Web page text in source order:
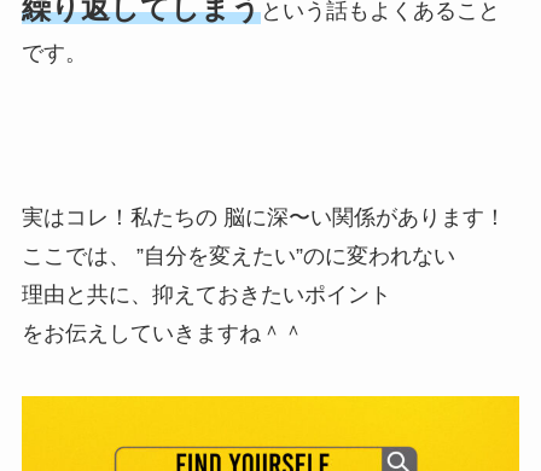
繰り返してしまうという話もよくあること
です。
実はコレ！私たちの 脳に深〜い関係があります！
ここでは、 ”自分を変えたい”のに変われない
理由と共に、抑えておきたいポイント
をお伝えしていきますね＾＾